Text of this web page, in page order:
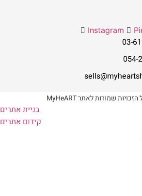
Instagram
בניית אתרים
קידום אתרים